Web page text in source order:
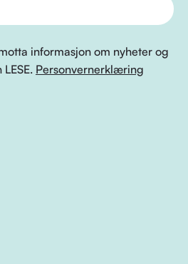
informasjon om nyheter og
Personvernerklæring